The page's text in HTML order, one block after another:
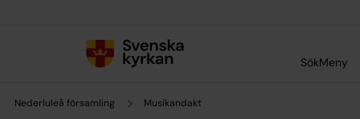
SökMeny
Nederluleå församling Musikandakt